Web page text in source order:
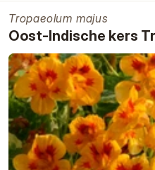
Tropaeolum majus
Oost-Indische kers